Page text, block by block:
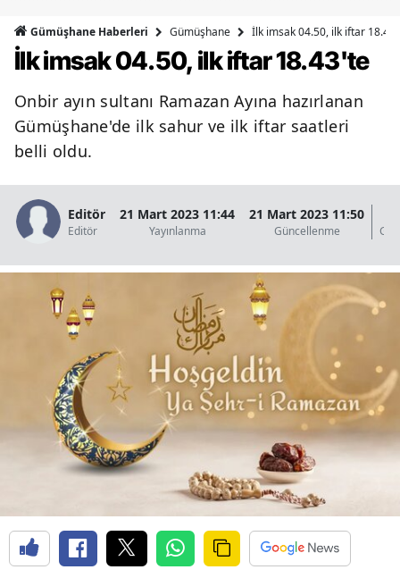
Bingöl
Bitlis
Bolu
Çanakkale
Çankırı
Çorum
Denizli
Diyarbakır
Edirne
Erzincan
Erzurum
Eskişehir
Gümüşhane Haberleri Gümüşhane İlk imsak 04.50, ilk iftar
İlk imsak 04.50, ilk iftar 18.43'te
Onbir ayın sultanı Ramazan Ayına hazırlanan
Gümüşhane'de ilk sahur ve ilk iftar saatleri
belli oldu.
Editör
Editör
21 Mart 2023 11:44
Yayınlanma
21 Mart 2023 11:50
Güncellenme